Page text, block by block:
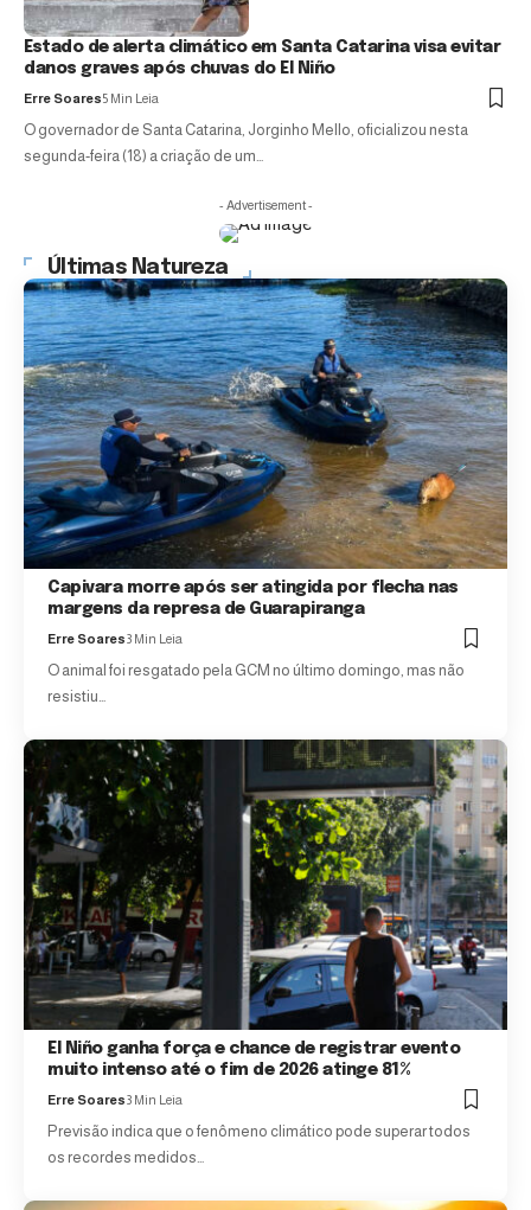
Estado de alerta climático em Santa Catarina visa evitar
danos graves após chuvas do El Niño
Erre Soares5 Min Leia
O governador de Santa Catarina, Jorginho Mello, oficializou nesta
segunda-feira (18) a criação de um…
- Advertisement -
Últimas Natureza
Capivara morre após ser atingida por flecha nas
margens da represa de Guarapiranga
Erre Soares3 Min Leia
O animal foi resgatado pela GCM no último domingo, mas não
resistiu…
El Niño ganha força e chance de registrar evento
muito intenso até o fim de 2026 atinge 81%
Erre Soares3 Min Leia
Previsão indica que o fenômeno climático pode superar todos
os recordes medidos…